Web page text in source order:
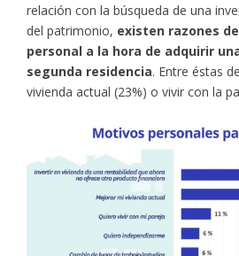
relación con la búsqueda de una
del patrimonio, existen razones
personal a la hora de adquirir
segunda residencia. Entre éstas
vivienda actual (23%) o vivir con la